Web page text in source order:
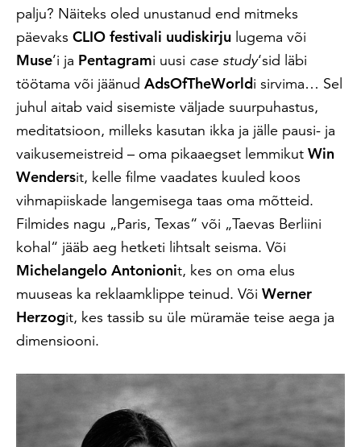
palju? Näiteks oled unustanud end mitmeks
päevaks CLIO festivali uudiskirju lugema või
Muse’i ja Pentagrami uusi case study‘sid läbi
töötama või jäänud AdsOfTheWorldi sirvima… Sel
juhul aitab vaid sisemiste väljade suurpuhastus,
meditatsioon, milleks kasutan ikka ja jälle pausi- ja
vaikusemeistreid – oma pikaaegset lemmikut Win
Wendersit, kelle filme vaadates kuuled koos
vihmapiiskade langemisega taas oma mõtteid.
Filmides nagu „Paris, Texas“ või „Taevas Berliini
kohal“ jääb aeg hetketi lihtsalt seisma. Või
Michelangelo Antonionit, kes on oma elus
muuseas ka reklaamklippe teinud. Või Werner
Herzogit, kes tassib su üle müramäe teise aega ja
dimensiooni.